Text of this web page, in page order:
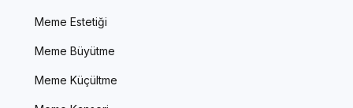
Meme Estetiği
Meme Büyütme
Meme Küçültme